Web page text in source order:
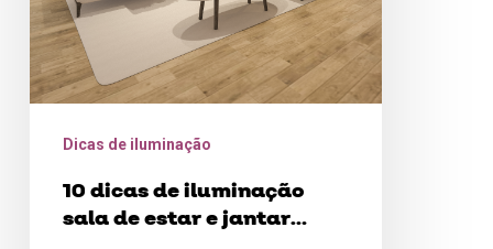
estar
jantar
integradas
Dicas de iluminação
10 dicas de iluminação
sala de estar e jantar